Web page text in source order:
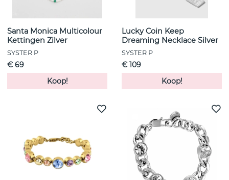
Santa Monica Multicolour
Kettingen Zilver
SYSTER P
€ 69
Koop!
Lucky Coin Keep
Dreaming Necklace Silver
SYSTER P
€ 109
Koop!